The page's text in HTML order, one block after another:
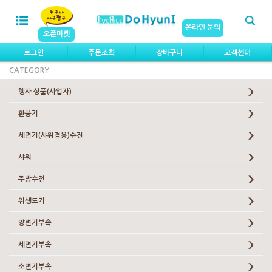
오픈마켓
온라인 문의
로그인 주문조회 장바구니 고객센터
CATEGORY
행사 상품(사업자)
환풍기
세면기(샤워겸용)수전
샤워
주방수전
위생도기
양변기부속
세면기부속
소변기부속